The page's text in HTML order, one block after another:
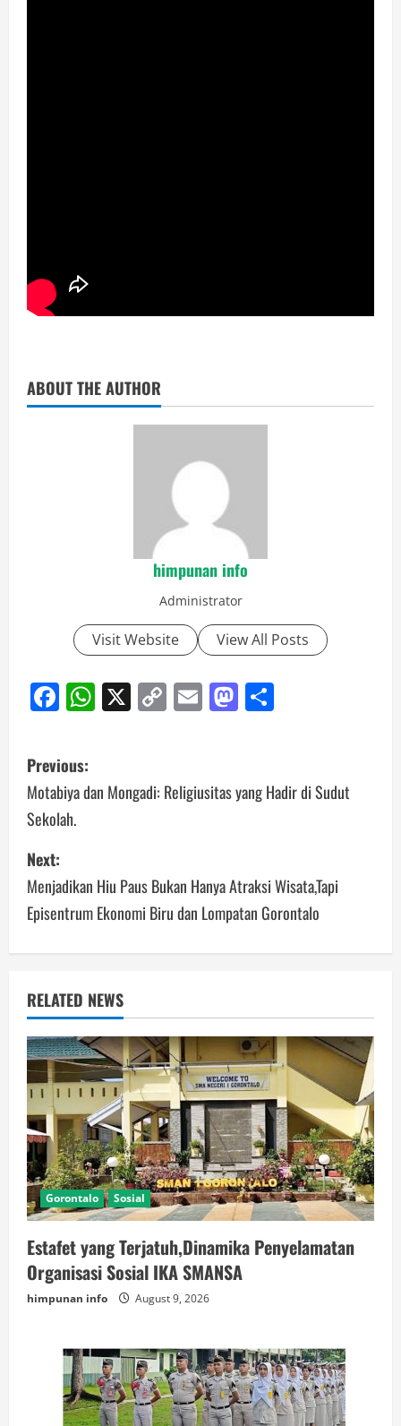
ABOUT THE AUTHOR
himpunan info
Administrator
Visit Website View All Posts
Facebook
WhatsApp
X CopyEmailMastodon
Post
navigation
Previous:
Motabiya dan Mongadi: Religiusitas yang Hadir di Sudut
Sekolah.
Next:
Menjadikan Hiu Paus Bukan Hanya Atraksi Wisata,Tapi
Episentrum Ekonomi Biru dan Lompatan Gorontalo
RELATED NEWS
Gorontalo Sosial
Estafet yang Terjatuh,Dinamika Penyelamatan
Organisasi Sosial IKA SMANSA
himpunan info August 9, 2026